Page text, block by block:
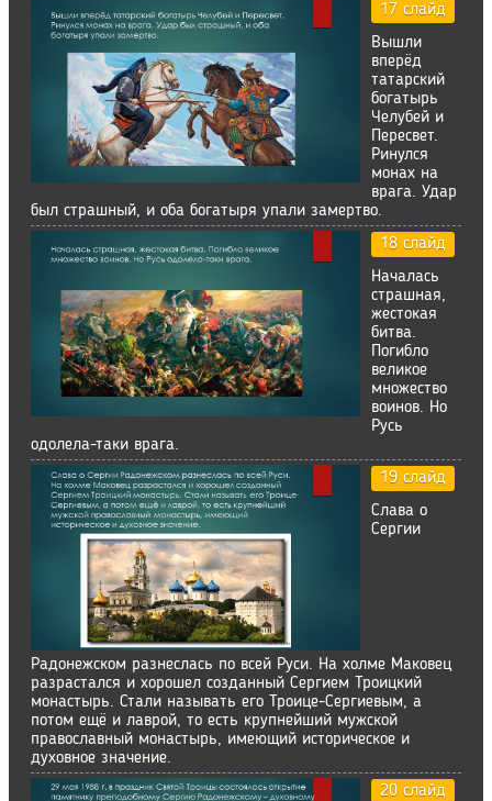
17 слайд
Вышли
вперёд
татарский
богатырь
Челубей и
Пересвет.
Ринулся
монах на
врага. Удар
был страшный, и оба богатыря упали замертво.
18 слайд
Началась
страшная,
жестокая
битва.
Погибло
великое
множество
воинов. Но
Русь
одолела-таки врага.
19 слайд
Слава о
Сергии
Радонежском разнеслась по всей Руси. На холме Маковец
разрастался и хорошел созданный Сергием Троицкий
монастырь. Стали называть его Троице-Сергиевым, а
потом ещё и лаврой, то есть крупнейший мужской
православный монастырь, имеющий историческое и
духовное значение.
20 слайд